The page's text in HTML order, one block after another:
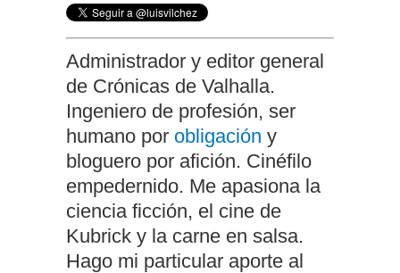
Administrador y editor general
de Crónicas de Valhalla.
Ingeniero de profesión, ser
humano por obligación y
bloguero por afición. Cinéfilo
empedernido. Me apasiona la
ciencia ficción, el cine de
Kubrick y la carne en salsa.
Hago mi particular aporte al